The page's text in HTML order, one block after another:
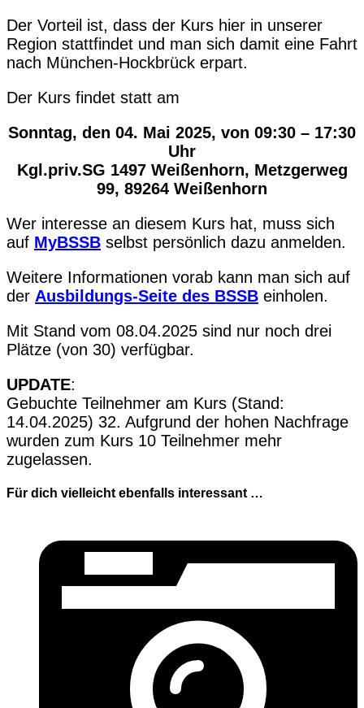
Der Vorteil ist, dass der Kurs hier in unserer
Region stattfindet und man sich damit eine Fahrt
nach München-Hockbrück erpart.
Der Kurs findet statt am
Sonntag, den 04. Mai 2025, von 09:30 – 17:30
Uhr
Kgl.priv.SG 1497 Weißenhorn, Metzgerweg
99, 89264 Weißenhorn
Wer interesse an diesem Kurs hat, muss sich
auf MyBSSB selbst persönlich dazu anmelden.
Weitere Informationen vorab kann man sich auf
der Ausbildungs-Seite des BSSB einholen.
Mit Stand vom 08.04.2025 sind nur noch drei
Plätze (von 30) verfügbar.
UPDATE:
Gebuchte Teilnehmer am Kurs (Stand:
14.04.2025) 32. Aufgrund der hohen Nachfrage
wurden zum Kurs 10 Teilnehmer mehr
zugelassen.
Für dich vielleicht ebenfalls interessant …